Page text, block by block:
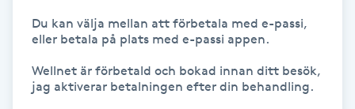
Hyaluronsyra
Hyperhidros
Du kan välja mellan att förbetala med e-passi,
eller betala på plats med e-passi appen.
Wellnet är förbetald och bokad innan ditt besök,
jag aktiverar betalningen efter din behandling.